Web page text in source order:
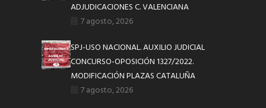
ADJUDICACIONES C. VALENCIANA
7 agosto, 2026
SPJ-USO NACIONAL. AUXILIO JUDICIAL
CONCURSO-OPOSICIÓN 1327/2022.
MODIFICACIÓN PLAZAS CATALUÑA
7 agosto, 2026